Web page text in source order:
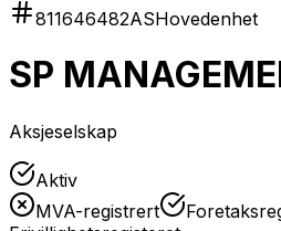
811646482ASHovedenhet
SP
Aksjeselskap
Aktiv
MVA-registrert